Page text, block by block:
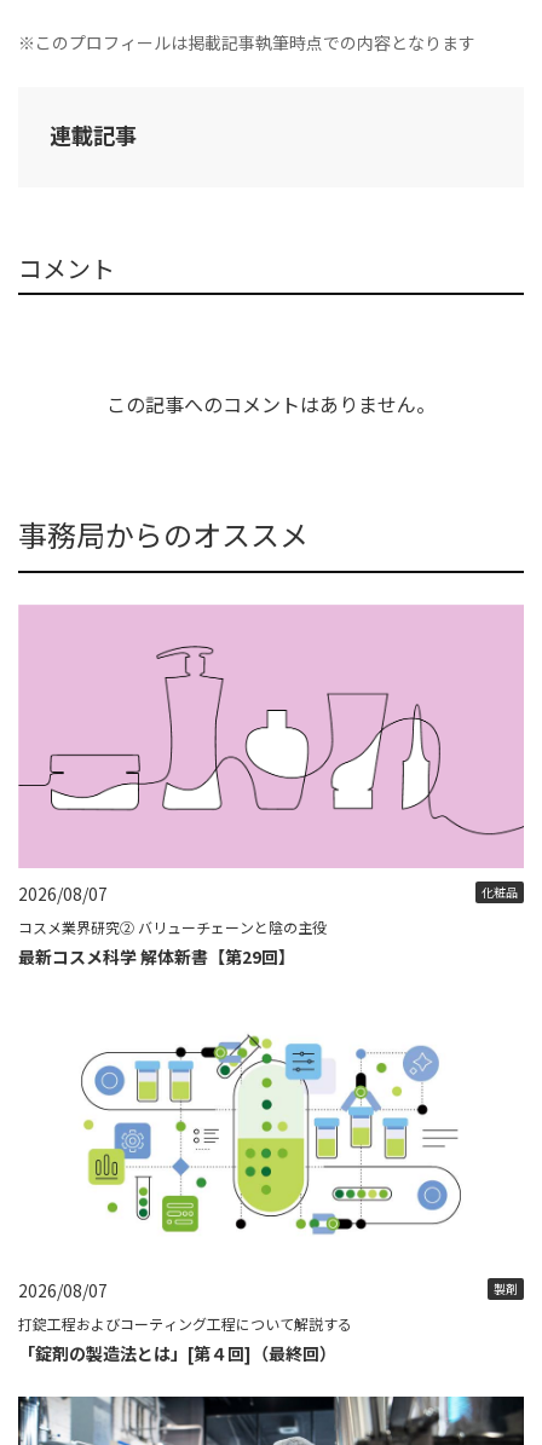
※このプロフィールは掲載記事執筆時点での内容となります
連載記事
コメント
この記事へのコメントはありません。
事務局からのオススメ
2026/08/07 化粧品
コスメ業界研究② バリューチェーンと陰の主役
最新コスメ科学 解体新書【第29回】
2026/08/07 製剤
打錠工程およびコーティング工程について解説する
「錠剤の製造法とは」[第４回]（最終回）